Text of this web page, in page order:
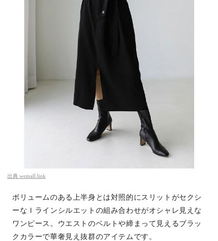
出典 wemall.link
ボリュームのある上半身とは対照的にスリットがセクシ
ーなＩラインシルエットの組み合わせがオシャレ見えな
ワンピース。ウエストのベルトや締まって見えるブラッ
クカラーで華奢見え抜群のアイテムです。